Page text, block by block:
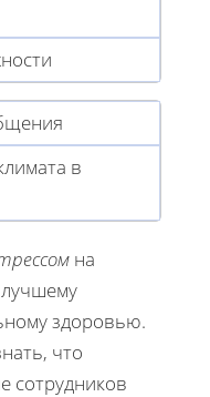
в
на
здоровью.
что
сотрудников